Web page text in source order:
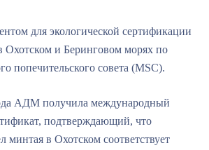
для экологической сертификации
Охотском и Беринговом морях по
попечительского совета (MSC).
АДМ получила международный
подтверждающий, что
минтая в Охотском соответствует